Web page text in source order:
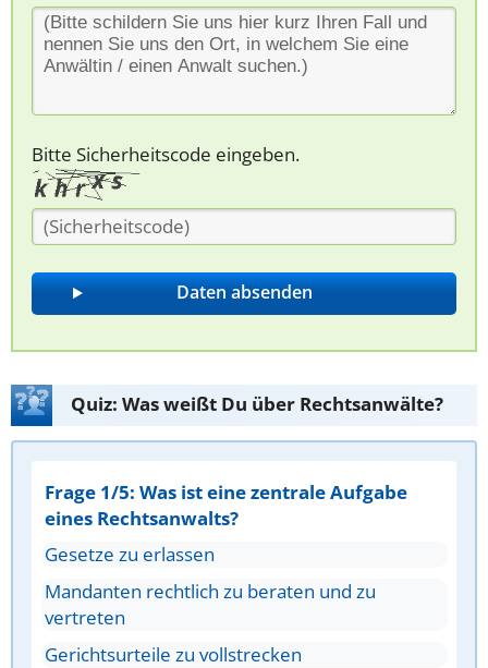
Bitte Sicherheitscode eingeben.
Quiz: Was weißt Du über Rechtsanwälte?
Frage 1/5: Was ist eine zentrale Aufgabe
eines Rechtsanwalts?
Gesetze zu erlassen
Mandanten rechtlich zu beraten und zu
vertreten
Gerichtsurteile zu vollstrecken